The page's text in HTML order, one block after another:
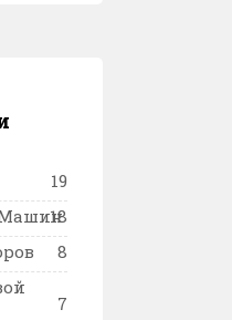
19
Машин
18
8
7